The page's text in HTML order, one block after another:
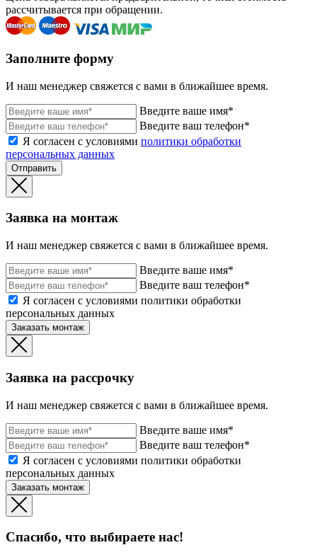
рассчитывается при обращении.
Заполните форму
И наш менеджер свяжется с вами в ближайшее время.
Введите ваше имя*
Введите ваш телефон*
Я согласен с условиями политики обработки
персональных данных
Отправить
Заявка на монтаж
И наш менеджер свяжется с вами в ближайшее время.
Введите ваше имя*
Введите ваш телефон*
Я согласен с условиями политики обработки
персональных данных
Заказать монтаж
Заявка на рассрочку
И наш менеджер свяжется с вами в ближайшее время.
Введите ваше имя*
Введите ваш телефон*
Я согласен с условиями политики обработки
персональных данных
Заказать монтаж
Спасибо, что выбираете нас!